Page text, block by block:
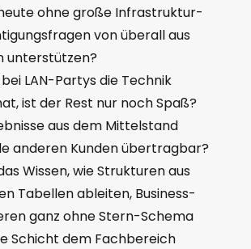
ohne große Infrastruktur-
von überall aus
unterstützen?
LAN-Partys die Technik
ist der Rest nur noch Spaß?
aus dem Mittelstand
anderen Kunden übertragbar?
Wissen, wie Strukturen aus
Tabellen ableiten, Business-
ganz ohne Stern-Schema
Schicht dem Fachbereich